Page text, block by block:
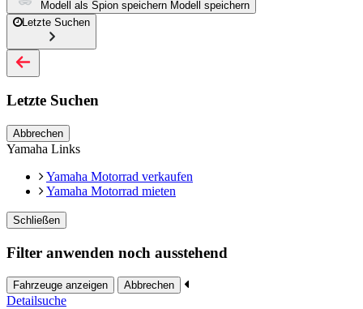
Modell als Spion speichern Modell speichern
Letzte Suchen
Letzte Suchen
Abbrechen
Yamaha Links
Yamaha Motorrad verkaufen
Yamaha Motorrad mieten
Schließen
Filter anwenden noch ausstehend
Fahrzeuge anzeigen Abbrechen
Detailsuche